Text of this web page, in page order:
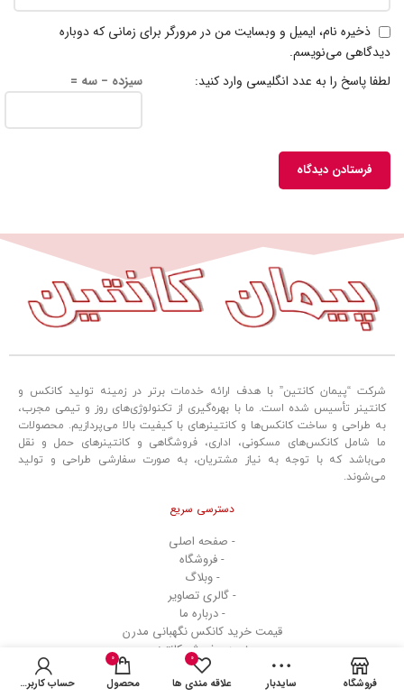
ذخیره نام، ایمیل و وبسایت من در مرورگر برای زمانی که دوباره
دیدگاهی می‌نویسم.
لطفا پاسخ را به عدد انگلیسی وارد کنید:
سیزده − سه =
شرکت “پیمان کانتین” با هدف ارائه خدمات برتر در زمینه تولید کانکس و
کانتینر تأسیس شده است. ما با بهره‌گیری از تکنولوژی‌های روز و تیمی مجرب،
به طراحی و ساخت کانکس‌ها و کانتینرهای با کیفیت بالا می‌پردازیم. محصولات
ما شامل کانکس‌های مسکونی، اداری، فروشگاهی و کانتینرهای حمل و نقل
می‌باشد که با توجه به نیاز مشتریان، به صورت سفارشی طراحی و تولید
می‌شوند.
دسترسی سریع
- صفحه اصلی
- فروشگاه
- وبلاگ
- گالری تصاویر
- درباره ما
قیمت خرید کانکس نگهبانی مدرن
خرید و فروش کانتینر
ارتباط با ما
فروشگاه سایدبار
0
علاقه مندی ها
0
محصول حساب کاربری من